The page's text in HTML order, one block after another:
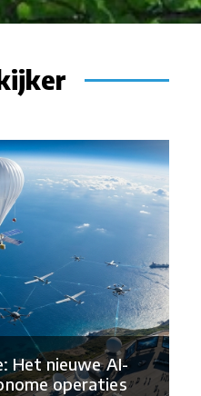
Het nieuwe AI-
operaties